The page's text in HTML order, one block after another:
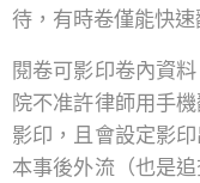
待，有時卷僅能快速
閱卷可影印卷內資
院不准許律師用手
影印，且會設定影
本事後外流（也是